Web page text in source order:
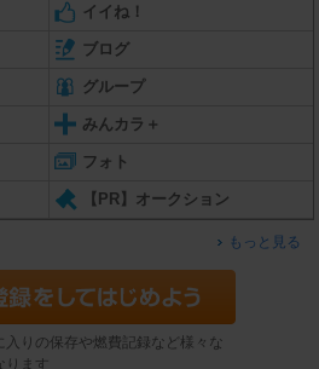
イイね！
ブログ
グループ
みんカラ＋
フォト
【PR】オークション
もっと見る
入りの保存や燃費記録など様々な
ります